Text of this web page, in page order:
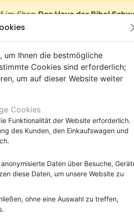
im ShopDas Haus der Bibel
Bibelstudium
Segond 21
Darby
Kinder
Kinder-, Erwachsenenarbeit
Leiden, Seelsorge
Gesundheit
Andachten
Leiden, Seelsorge
Wissenschaften)
Bibeln
Jugendliche, Teenager
Bibeln
Rap, Hip-hop
Instrumental
Pop, Rock
Spielfilm
Dokumentarfilm, Reportage
Spiele, Unterhaltung
Bibelhüllen
S'édifier les uns les autres
les uns les autres
A. Getz
MB3372 EAN 9782826033721
Artikeldetails
um Ihnen die bestmögliche
Cookies sind erforderlich;
um auf dieser Website weiter
Cookies
Funktionalität der Website erforderlich.
des Kunden, den Einkaufswagen und
Daten über Besuche,
diese Daten, um unsere Website zu
ohne eine Auswahl zu treffen,